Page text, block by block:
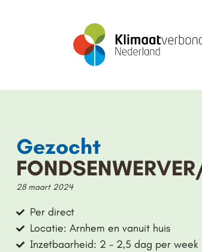
Gezocht
28 maart 2024
Per direct
Locatie: Arnhem en vanuit huis
Inzetbaarheid: 2 - 2,5 dag per week